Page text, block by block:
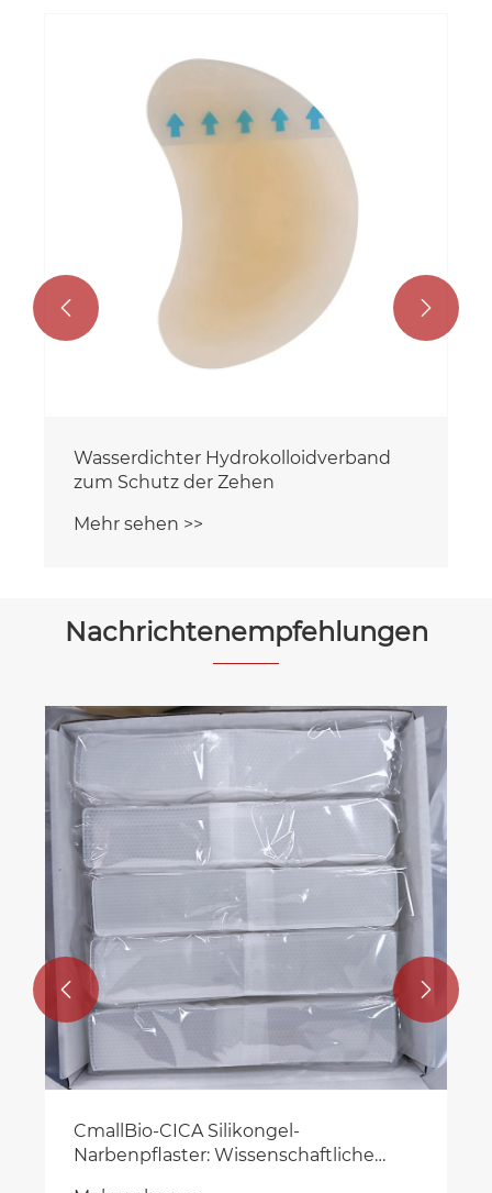
Wasserdichter Hydrokolloidverband
zum Schutz der Zehen
Mehr sehen >>
 
Nachrichtenempfehlungen
CmallBio-CICA Silikongel-
Narbenpflaster: Wissenschaftliche
 